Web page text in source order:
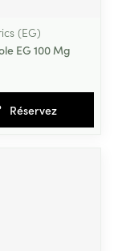
(EG)
EG 100 Mg
Réservez